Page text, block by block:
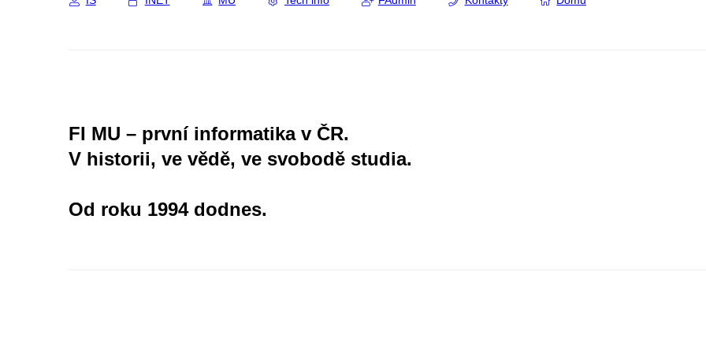
FI MU – první informatika v ČR.
V historii, ve vědě, ve svobodě studia.
Od roku 1994 dodnes.